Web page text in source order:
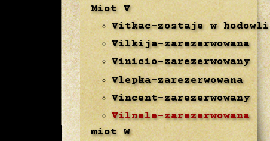
Miot V
Vitkac-zostaje w hodowli
Vilkija-zarezerwowana
Vinicio-zarezerwowany
Vlepka-zarezerwowana
Vincent-zarezerwowany
Vilnele-zarezerwowana
miot W